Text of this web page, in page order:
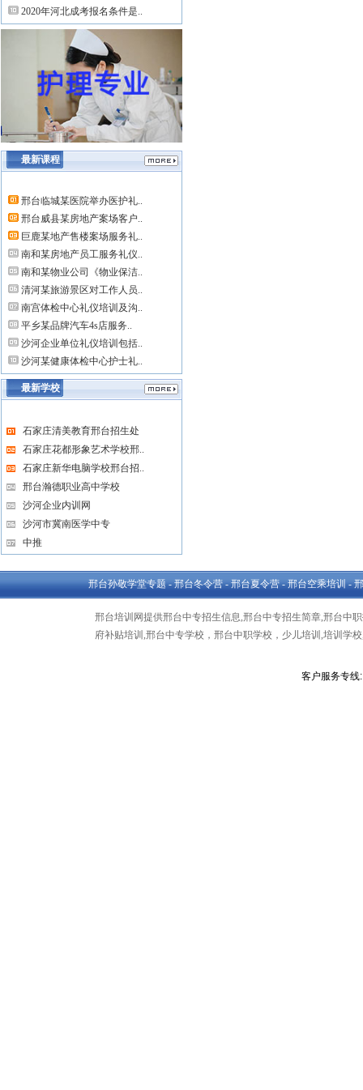
2020年河北成考报名条件是..
最新课程
邢台临城某医院举办医护礼..
邢台威县某房地产案场客户..
巨鹿某地产售楼案场服务礼..
南和某房地产员工服务礼仪..
南和某物业公司《物业保洁..
清河某旅游景区对工作人员..
南宫体检中心礼仪培训及沟..
平乡某品牌汽车4s店服务..
沙河企业单位礼仪培训包括..
沙河某健康体检中心护士礼..
最新学校
石家庄清美教育邢台招生处
石家庄花都形象艺术学校邢..
石家庄新华电脑学校邢台招..
邢台瀚德职业高中学校
沙河企业内训网
沙河市冀南医学中专
中推
邢台孙敬学堂专题 - 邢台冬令营 - 邢台夏令营 - 邢台空乘培训 -
邢台培训网提供邢台中专招生信息,邢台中专招生简章,邢台中
府补贴培训,邢台中专学校，邢台中职学校，少儿培训,培训学
客户服务专